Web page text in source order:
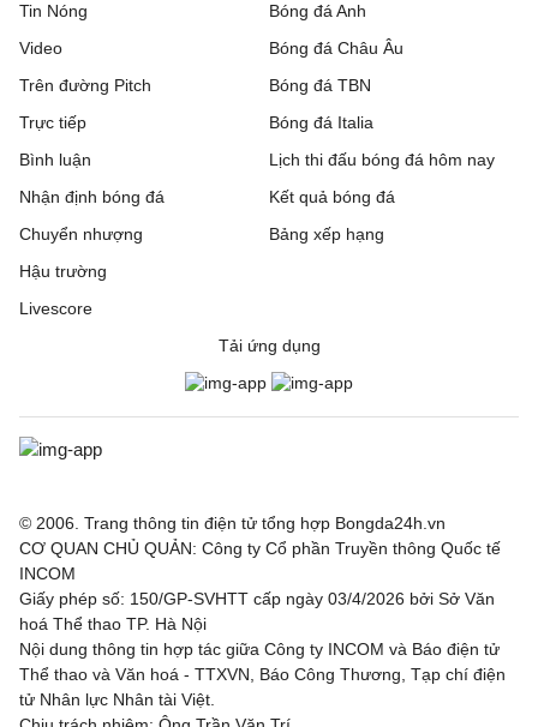
Tin Nóng
Video
Trên đường Pitch
Trực tiếp
Bóng đá Anh
Bóng đá Châu Âu
Bóng đá TBN
Bóng đá Italia
Bình luận
Nhận định bóng đá
Chuyển nhượng
Hậu trường
Livescore
Lịch thi đấu bóng đá hôm nay
Kết quả bóng đá
Bảng xếp hạng
Tải ứng dụng
© 2006. Trang thông tin điện tử tổng hợp Bongda24h.vn
CƠ QUAN CHỦ QUẢN: Công ty Cổ phần Truyền thông Quốc tế
INCOM
Giấy phép số: 150/GP-SVHTT cấp ngày 03/4/2026 bởi Sở Văn
hoá Thể thao TP. Hà Nội
Nội dung thông tin hợp tác giữa Công ty INCOM và Báo điện tử
Thể thao và Văn hoá - TTXVN, Báo Công Thương, Tạp chí điện
tử Nhân lực Nhân tài Việt.